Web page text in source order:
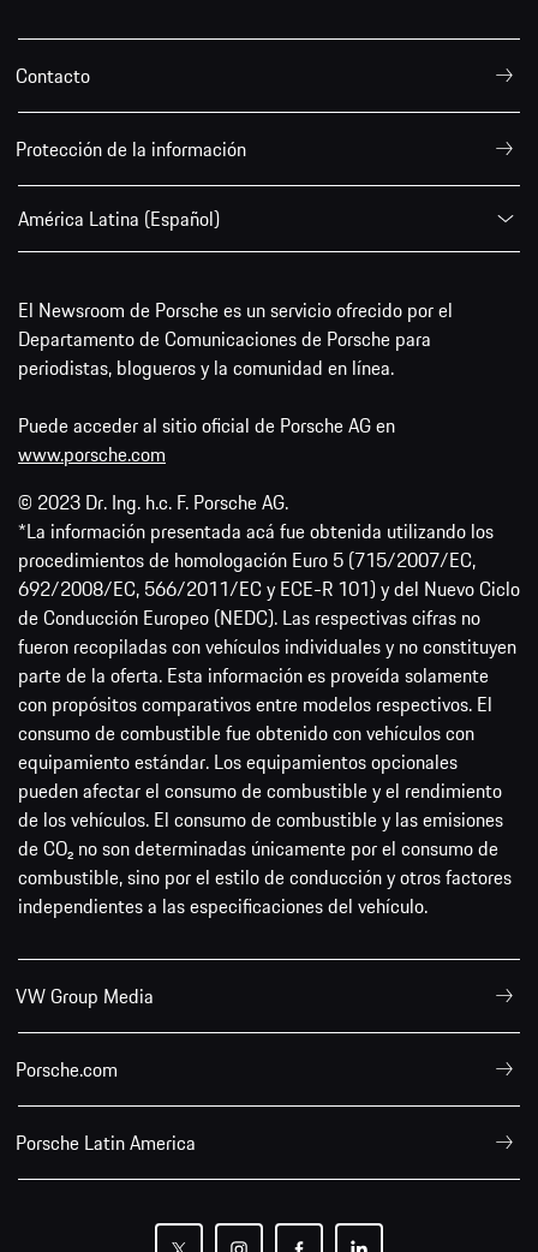
Contacto
Protección de la información
América Latina (Español)
El Newsroom de Porsche es un servicio ofrecido por el
Departamento de Comunicaciones de Porsche para
periodistas, blogueros y la comunidad en línea.
Puede acceder al sitio oficial de Porsche AG en
www.porsche.com
© 2023 Dr. Ing. h.c. F. Porsche AG.
*La información presentada acá fue obtenida utilizando los
procedimientos de homologación Euro 5 (715/2007/EC,
692/2008/EC, 566/2011/EC y ECE-R 101) y del Nuevo Ciclo
de Conducción Europeo (NEDC). Las respectivas cifras no
fueron recopiladas con vehículos individuales y no constituyen
parte de la oferta. Esta información es proveída solamente
con propósitos comparativos entre modelos respectivos. El
consumo de combustible fue obtenido con vehículos con
equipamiento estándar. Los equipamientos opcionales
pueden afectar el consumo de combustible y el rendimiento
de los vehículos. El consumo de combustible y las emisiones
de CO₂ no son determinadas únicamente por el consumo de
combustible, sino por el estilo de conducción y otros factores
independientes a las especificaciones del vehículo.
VW Group Media
Porsche.com
Porsche Latin America